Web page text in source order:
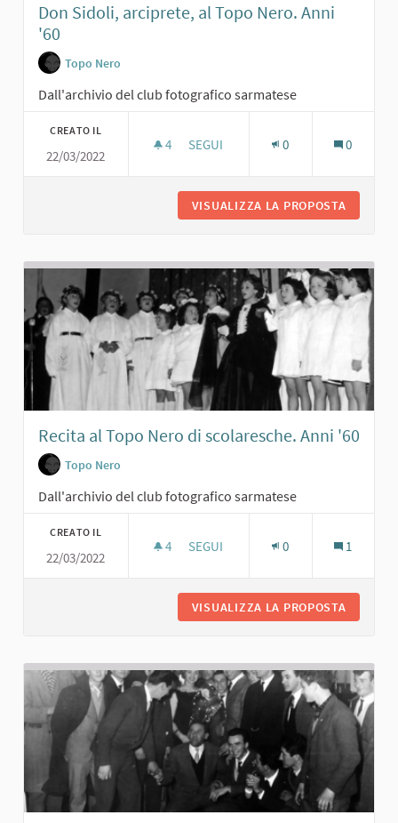
Don Sidoli, arciprete, al Topo Nero. Anni
'60
Topo Nero
Dall'archivio del club fotografico sarmatese
CREATO IL
22/03/2022
4 4 SOSTENITORI
SEGUI 0 0
VISUALIZZA LA PROPOSTA
Recita al Topo Nero di scolaresche. Anni '60
Topo Nero
Dall'archivio del club fotografico sarmatese
CREATO IL
22/03/2022
4 4 SOSTENITORI
SEGUI 0 1
VISUALIZZA LA PROPOSTA